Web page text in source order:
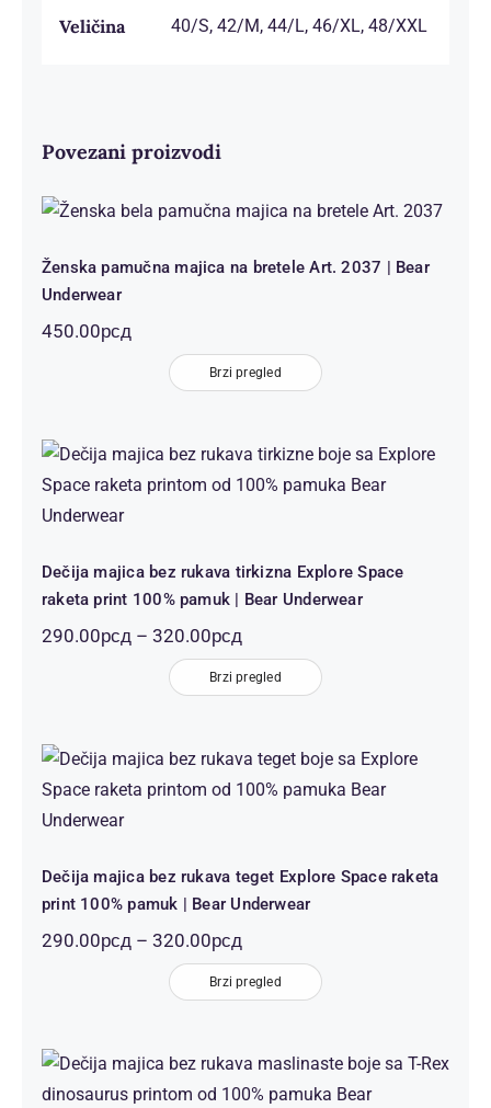
Veličina 40/S, 42/M, 44/L, 46/XL, 48/XXL
Povezani proizvodi
Ženska pamučna majica na bretele
Art. 2037 | Bear Underwear
Ženska pamučna majica na bretele Art. 2037 | Bear
Underwear
450.00рсд
Brzi pregled
Dečija majica bez rukava tirkizna
Explore Space raketa print 100%
Dečija majica bez rukava tirkizna Explore Space
raketa print 100% pamuk | Bear Underwear
290.00рсд – 320.00рсдРаспон
цена:
од
290.00рсд
320.00рсд
Brzi pregled
Dečija majica bez rukava teget
Explore Space raketa print 100%
Dečija majica bez rukava teget Explore Space raketa
print 100% pamuk | Bear Underwear
290.00рсд – 320.00рсдРаспон
цена:
од
290.00рсд
320.00рсд
Brzi pregled
Dečija majica bez rukava maslinasta
T-Rex dinosaurus print 100%